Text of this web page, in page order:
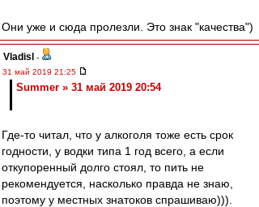
Они уже и сюда пролезли. Это знак "качества")
Vladisl
-
31 май 2019 21:25
Summer » 31 май 2019 20:54
Где-то читал, что у алкоголя тоже есть срок
годности, у водки типа 1 год всего, а если
откупоренный долго стоял, то пить не
рекомендуется, насколько правда не знаю,
поэтому у местных знатоков спрашиваю))).